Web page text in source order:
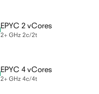
EPYC 2 vCores
2+ GHz 2c/2t
EPYC 4 vCores
2+ GHz 4c/4t